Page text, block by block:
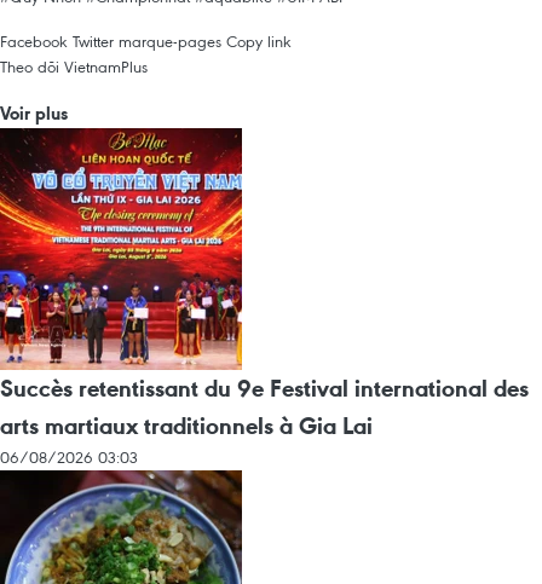
Facebook Twitter marque-pages Copy link
Theo dõi VietnamPlus
Voir plus
Succès retentissant du 9e Festival international des
arts martiaux traditionnels à Gia Lai
06/08/2026 03:03